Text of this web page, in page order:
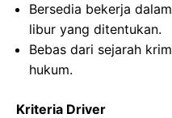
Bersedia bekerja
libur yang ditentukan.
Bebas dari sejarah
hukum.
Kriteria Driver